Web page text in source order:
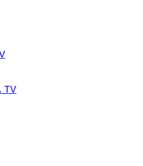
TV